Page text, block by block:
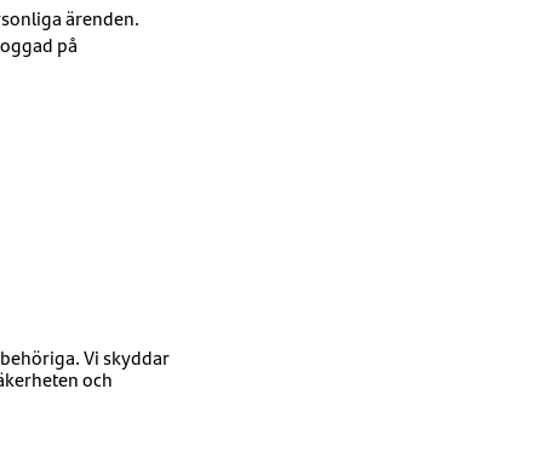
ärenden.
på
Vi skyddar
och